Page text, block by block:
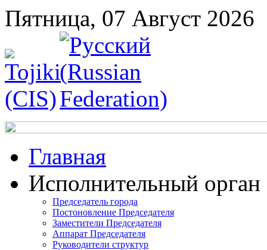
Пятница, 07 Август 2026
Главная
Исполнительный орган
Председатель города
Постоновление Председателя
Заместители Председателя
Аппарат Председателя
Руководители структур